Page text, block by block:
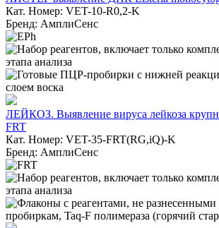
Кат. Номер: VET-10-R0,2-K
Бренд: АмплиСенс
ЛЕЙКОЗ. Выявление вируса лейкоза
FRT
Кат. Номер: VET-35-FRT(RG,iQ)-K
Бренд: АмплиСенс